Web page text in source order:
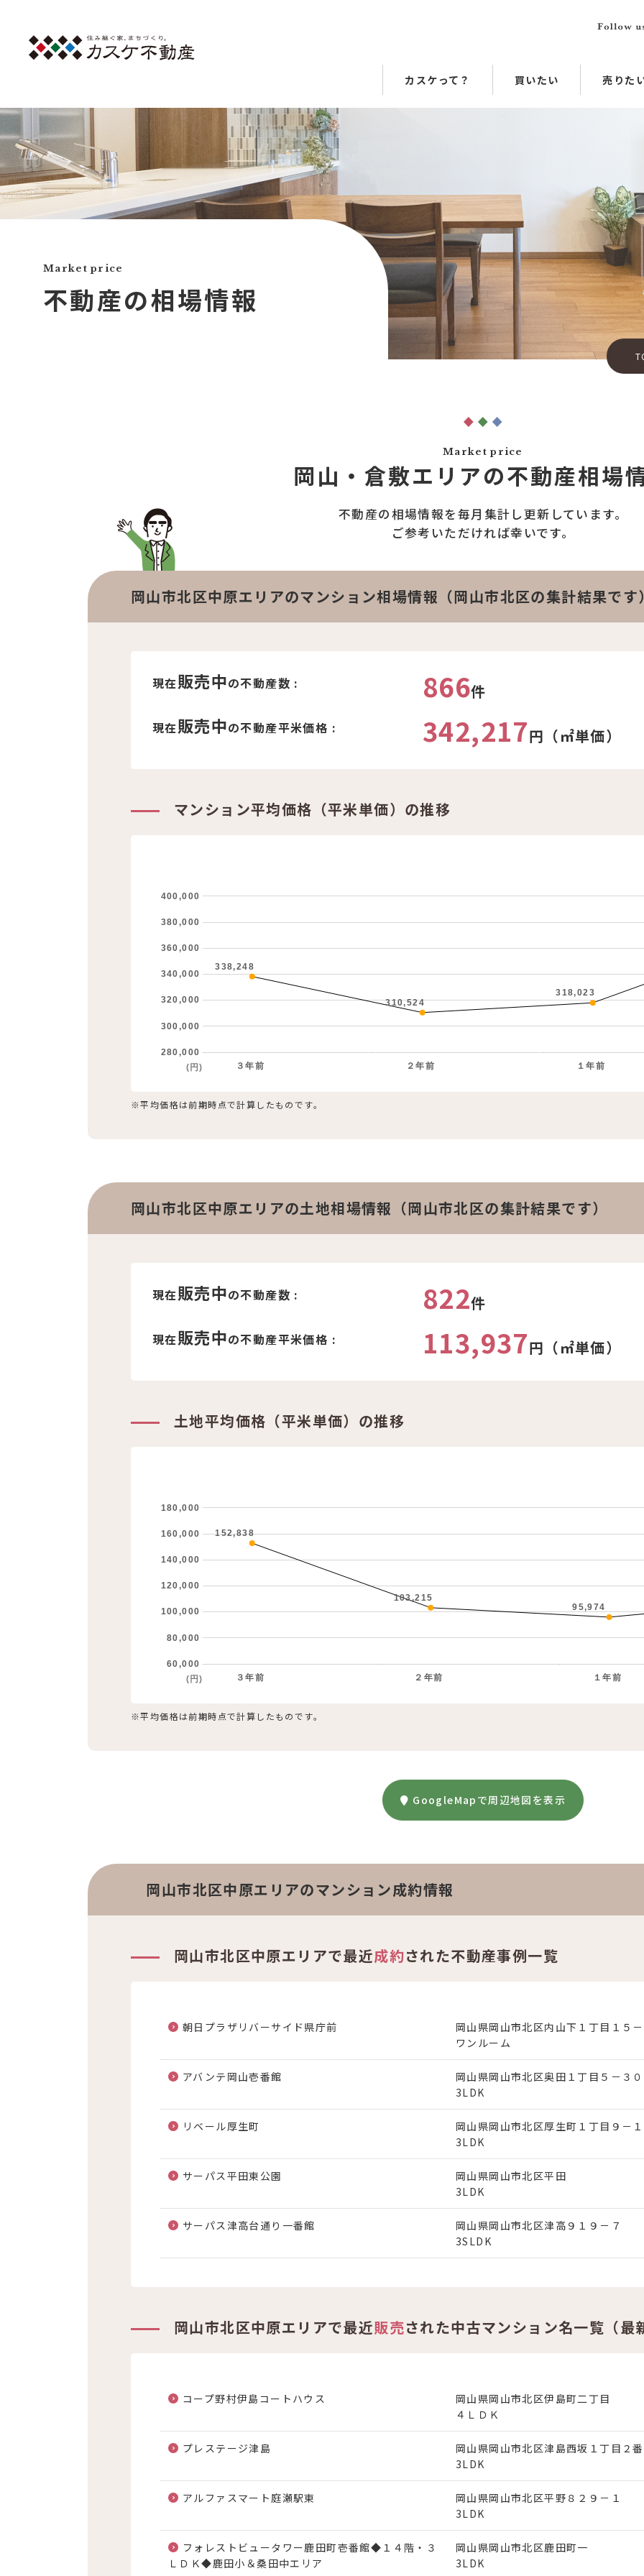
カスケって？ 買いたい 売りた
Market price
不動産の相場情報
Market price
岡山・倉敷エリアの不動産相場
不動産の相場情報を毎月集計し更新しています。
ご参考いただければ幸いです。
岡山市北区中原エリアのマンション相場情報（岡山市北区の集計結果です
現在販売中の不動産数 : 866件
現在販売中の不動産平米価格 : 342,217円（㎡単価）
マンション平均価格（平米単価）の推移
３年前 ２年前 １年前
280,000
300,000
320,000
340,000
360,000
380,000
400,000
338,248
310,524
318,023
(円)
※平均価格は前期時点で計算したものです。
岡山市北区中原エリアの土地相場情報（岡山市北区の集計結果です）
現在販売中の不動産数 : 822件
現在販売中の不動産平米価格 : 113,937円（㎡単価）
土地平均価格（平米単価）の推移
３年前 ２年前 １年前
60,000
80,000
100,000
120,000
140,000
160,000
180,000
152,838
103,215
95,974
(円)
※平均価格は前期時点で計算したものです。
GoogleMapで周辺地図を表示
岡山市北区中原エリアのマンション成約情報
岡山市北区中原エリアで最近成約された不動産事例一覧
朝日プラザリバーサイド県庁前
岡山県岡山市北区内山下１丁目１５
ワンルーム
アバンテ岡山壱番館
岡山県岡山市北区奥田１丁目５－３０
3LDK
リベール厚生町
岡山県岡山市北区厚生町１丁目９－
3LDK
サーパス平田東公園
岡山県岡山市北区平田
3LDK
サーパス津高台通り一番館
岡山県岡山市北区津高９１９－７
3SLDK
岡山市北区中原エリアで最近販売された中古マンション名一覧（
コープ野村伊島コートハウス
岡山県岡山市北区伊島町二丁目
４ＬＤＫ
プレステージ津島
岡山県岡山市北区津島西坂１丁目２
3LDK
アルファスマート庭瀬駅東
岡山県岡山市北区平野８２９－１
3LDK
フォレストビュータワー鹿田町壱番館◆１４階・３
ＬＤＫ◆鹿田小＆桑田中エリア
岡山県岡山市北区鹿田町一
3LDK